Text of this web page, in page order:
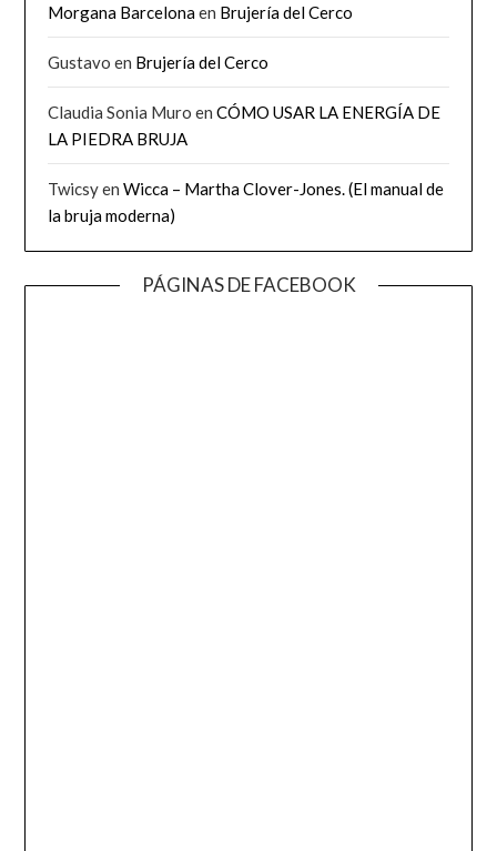
Morgana Barcelonaen Brujería del Cerco
Gustavo en Brujería del Cerco
Claudia Sonia Muro enCÓMO USAR LA ENERGÍA DE
LA PIEDRA BRUJA
TwicsyenWicca – Martha Clover-Jones. (El manual de
la bruja moderna)
PÁGINAS DE FACEBOOK